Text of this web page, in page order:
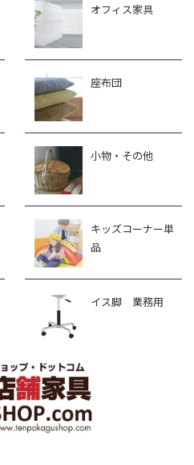
オフィス家具
座布団
小物・その他
キッズコーナー単
品
イス脚 業務用